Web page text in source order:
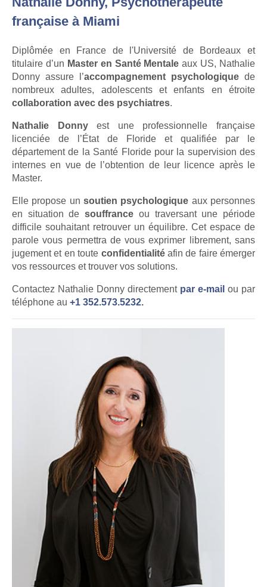
française à Miami
Diplômée en France de l'Université de Bordeaux et
titulaire d’un Master en Santé Mentale aux US, Nathalie
Donny assure l’accompagnement psychologique de
nombreux adultes, adolescents et enfants en étroite
collaboration avec des psychiatres.
Nathalie Donnyest une professionnelle française
licenciée de l’État de Floride et qualifiée par le
département de la Santé Floride pour la supervision des
internes en vue de l’obtention de leur licence après le
Master.
Elle propose un soutien psychologique aux personnes
en situation desouffrance ou traversant une période
difficile souhaitant retrouver un équilibre. Cet espace de
parole vous permettra de vous exprimer librement, sans
jugement et en toute confidentialitéafin de faire émerger
vos ressources et trouver vos solutions.
Contactez Nathalie Donny directement par e-mail ou par
téléphone au +1 352.573.5232.